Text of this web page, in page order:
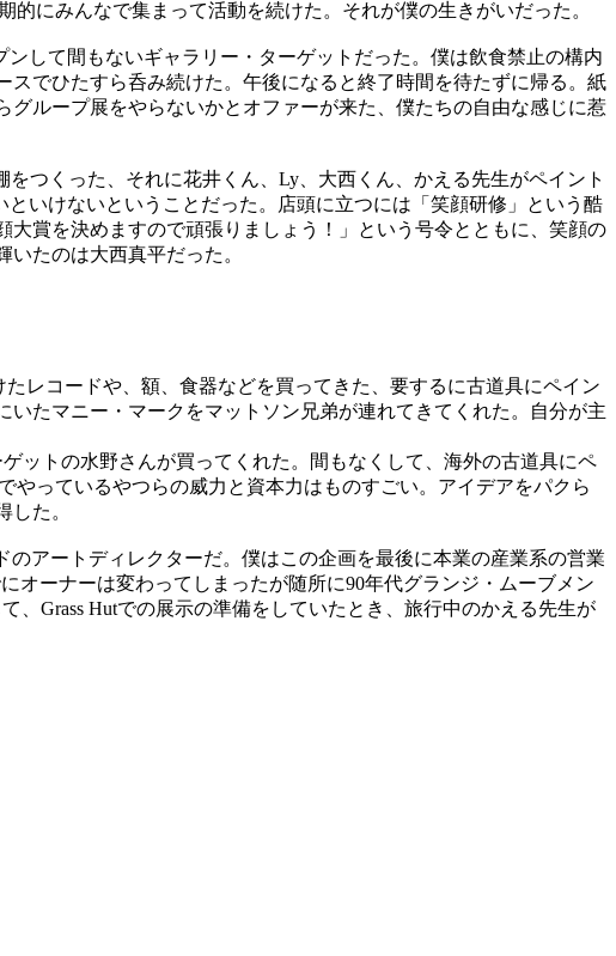
にみんなで集まって活動を続けた。それが僕の生きがいだった。
して間もないギャラリー・ターゲットだった。僕は飲食禁止の構内
でひたすら呑み続けた。午後になると終了時間を待たずに帰る。紙
ループ展をやらないかとオファーが来た、僕たちの自由な感じに惹
つくった、それに花井くん、 Ly 、大西くん、かえる先生がペイント
いけないということだった。店頭に立つには「笑顔研修」という酷
賞を決めますので頑張りましょう！」という号令とともに、笑顔の
たのは大西真平だった。
レコードや、額、食器などを買ってきた、要するに古道具にペイン
たマニー・マークをマットソン兄弟が連れてきてくれた。自分が主
ットの水野さんが買ってくれた。間もなくして、海外の古道具にペ
やっているやつらの威力と資本力はものすごい。アイデアをパクら
た。
のアートディレクターだ。僕はこの企画を最後に本業の産業系の営業
オーナーは変わってしまったが随所に90年代グランジ・ムーブメン
、 Grass Hutでの展示の準備をしていたとき、旅行中のかえる先生が